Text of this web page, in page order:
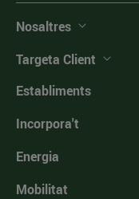
Nosaltres
Targeta Client
Establiments
Incorpora't
Energia
Mobilitat